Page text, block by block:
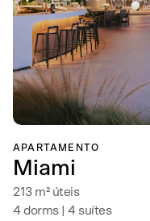
APARTAMENTO
Miami
213 m² úteis
4 dorms | 4 suítes